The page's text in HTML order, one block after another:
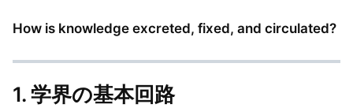
How is knowledge excreted, fixed, and circulated?
1. 学界の基本回路